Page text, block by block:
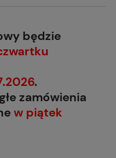
będzie
.
zamówienia
w piątek